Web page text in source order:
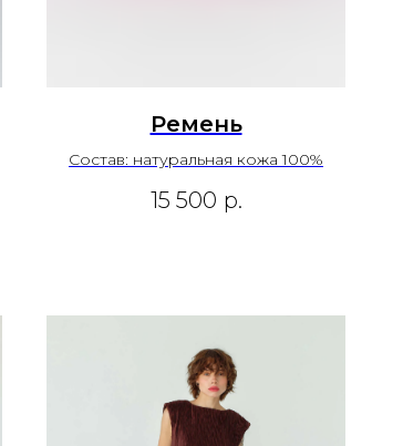
Ремень
Состав: натуральная кожа 100%
15 500 р.